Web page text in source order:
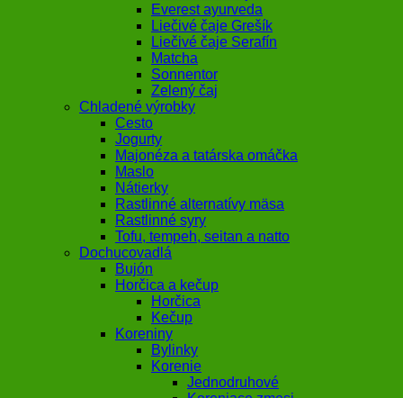
Everest ayurveda
Liečivé čaje Grešík
Liečivé čaje Serafín
Matcha
Sonnentor
Zelený čaj
Chladené výrobky
Cesto
Jogurty
Majonéza a tatárska omáčka
Maslo
Nátierky
Rastlinné alternatívy mäsa
Rastlinné syry
Tofu, tempeh, seitan a natto
Dochucovadlá
Bujón
Horčica a kečup
Horčica
Kečup
Koreniny
Bylinky
Korenie
Jednodruhové